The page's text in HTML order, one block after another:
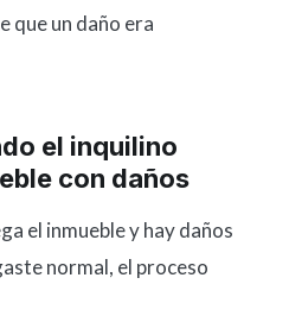
que un daño era
el inquilino
con daños
el inmueble y hay daños
normal, el proceso